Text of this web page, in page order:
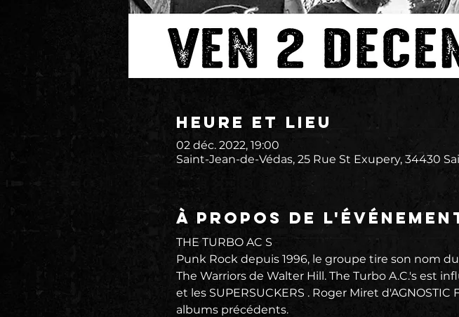
Heure et lieu
02 déc. 2022, 19:00
Saint-Jean-de-Védas, 25 Rue St Exupery, 34430
À propos de
THE TURBO AC S
Punk Rock depuis 1996, le groupe tire son nom
The Warriors de Walter Hill. The Turbo A.C.'s est
et les SUPERSUCKERS . Roger Miret
albums précédents.